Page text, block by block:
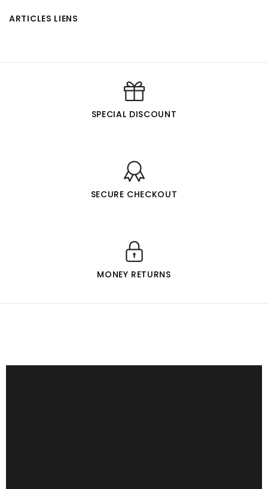
ARTICLES LIENS
SPECIAL DISCOUNT
SECURE CHECKOUT
MONEY RETURNS